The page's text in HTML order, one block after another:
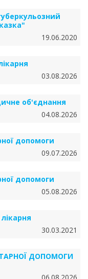
19.06.2020
03.08.2026
об'єднання
04.08.2026
допомоги
09.07.2026
допомоги
05.08.2026
30.03.2021
ДОПОМОГИ